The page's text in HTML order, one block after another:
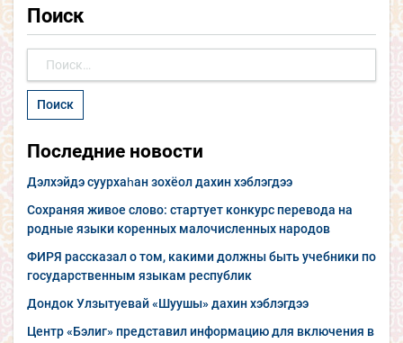
Поиск
Последние новости
Дэлхэйдэ суурхаһан зохёол дахин хэблэгдээ
Сохраняя живое слово: стартует конкурс перевода на
родные языки коренных малочисленных народов
ФИРЯ рассказал о том, какими должны быть учебники по
государственным языкам республик
Дондок Улзытуевай «Шуушы» дахин хэблэгдээ
Центр «Бэлиг» представил информацию для включения в